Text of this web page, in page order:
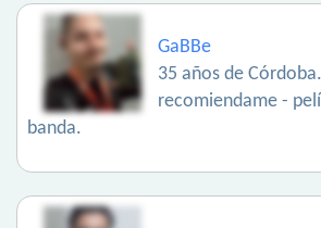
GaBBe
35 años de Córdoba.
recomiendame -
banda.